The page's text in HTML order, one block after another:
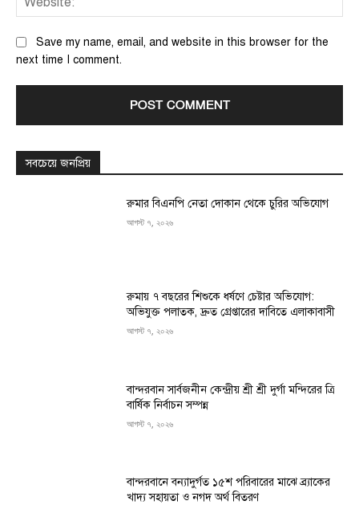
Save my name, email, and website in this browser for the
next time I comment.
সবচেয়ে জনপ্রিয়
রুমার বিএনপি নেতা দোকান থেকে চুরির অভিযোগ
আগস্ট ৭, ২০২৬
রুমায় ৭ বছরের শিশুকে ধর্ষণে চেষ্টার অভিযোগ:
অভিযুক্ত পলাতক, দ্রুত গ্রেপ্তারের দাবিতে এলাকাবাসী
আগস্ট ৭, ২০২৬
বান্দরবান সার্বজনীন কেন্দ্রীয় শ্রী শ্রী দুর্গা মন্দিরের ত্রি
বার্ষিক নির্বাচন সম্পন্ন
আগস্ট ৭, ২০২৬
বান্দরবানে বন্যাদুর্গত ১৫শ পরিবারের মাঝে ব্র্যাকের
খাদ্য সহায়তা ও নগদ অর্থ বিতরণ